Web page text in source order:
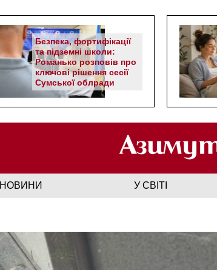
Безпека, фортифікації
та підземні школи:
Романько розповів про
ключові рішення сесії
Сумської облради
НОВИНИ У СВІТІ